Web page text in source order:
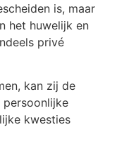
is, maar
het huwelijk en
privé
kan zij de
persoonlijke
kwesties